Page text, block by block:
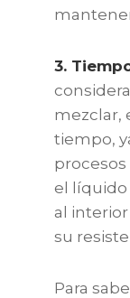
3.
mezclar,
tiempo,
el líquido
al
su
Para